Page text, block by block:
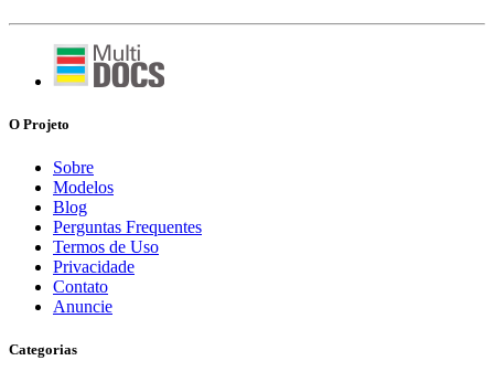
O Projeto
Sobre
Modelos
Blog
Perguntas Frequentes
Termos de Uso
Privacidade
Contato
Anuncie
Categorias